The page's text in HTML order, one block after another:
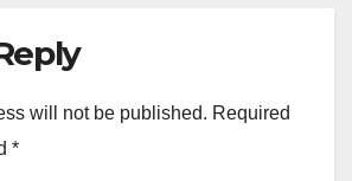
will not be published. Required
*